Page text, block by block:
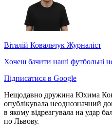
Віталій Ковальчук Журналіст
Хочеш бачити наші футбольні
Підписатися в Google
Нещодавно дружина Юхима
опублікувала неоднозначний
в якому відреагувала на удар
по Львову.